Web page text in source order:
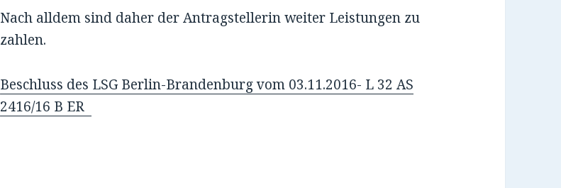
Nach alldem sind daher der Antragstellerin weiter Leistungen zu
zahlen.
Beschluss des LSG Berlin-Brandenburg vom 03.11.2016- L 32 AS
2416/16 B ER